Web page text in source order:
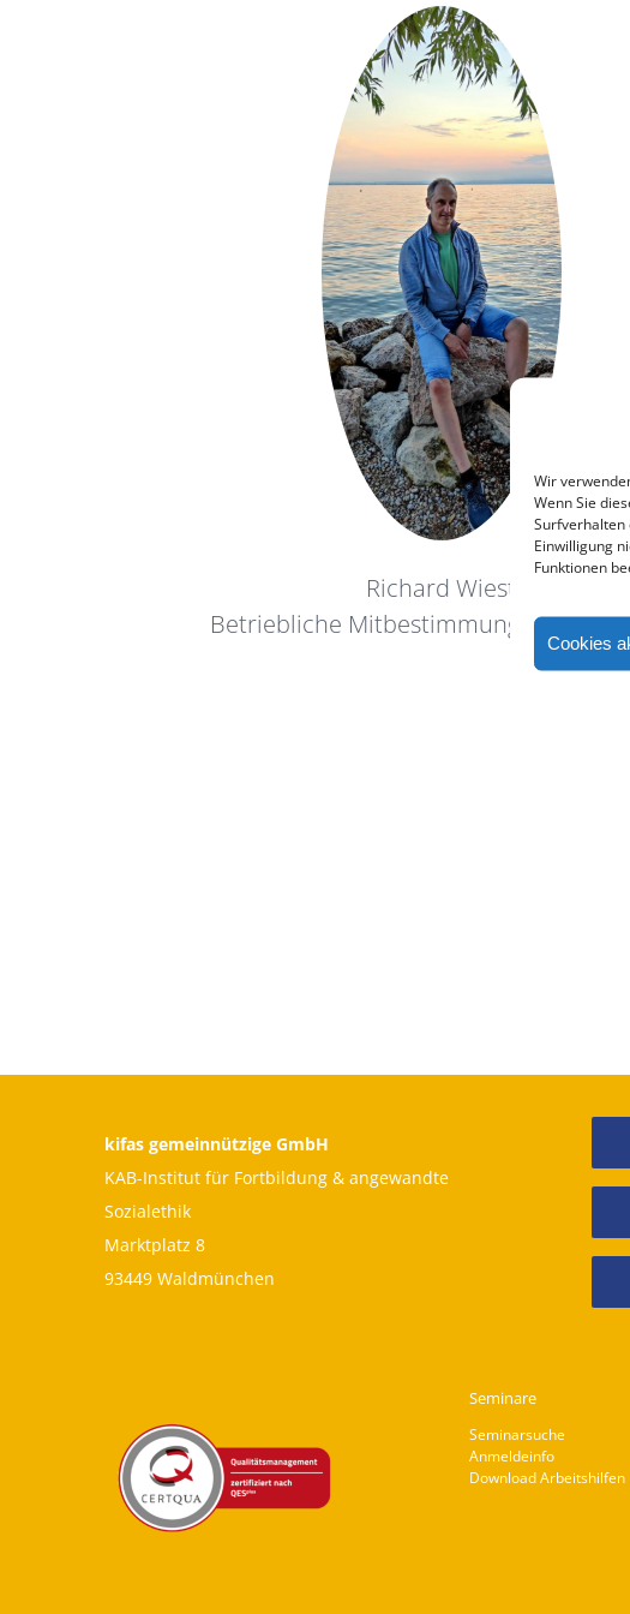
Wir
Wenn Sie
Surfverhalten
Einwilligung
Funktionen
Cookies
Richard Wiest
Betriebliche Mitbestimmung | MAV |
kifas gemeinnützige GmbH
KAB-Institut für Fortbildung & angewandte
Sozialethik
Marktplatz 8
93449 Waldmünchen
Seminare
Seminarsuche
Anmeldeinfo
Download Arbeitshilfen